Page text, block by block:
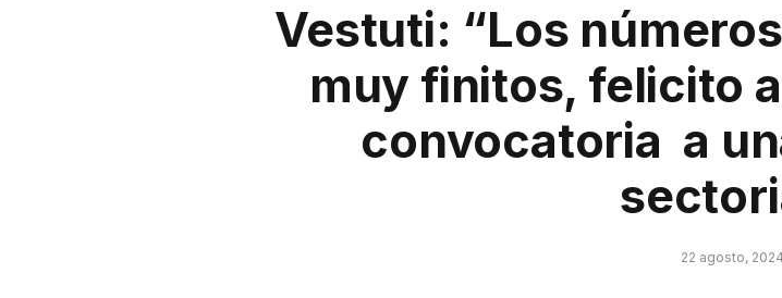
Vestuti: “Los
muy finitos, felicito
convocatoria a
22 agosto, 2024